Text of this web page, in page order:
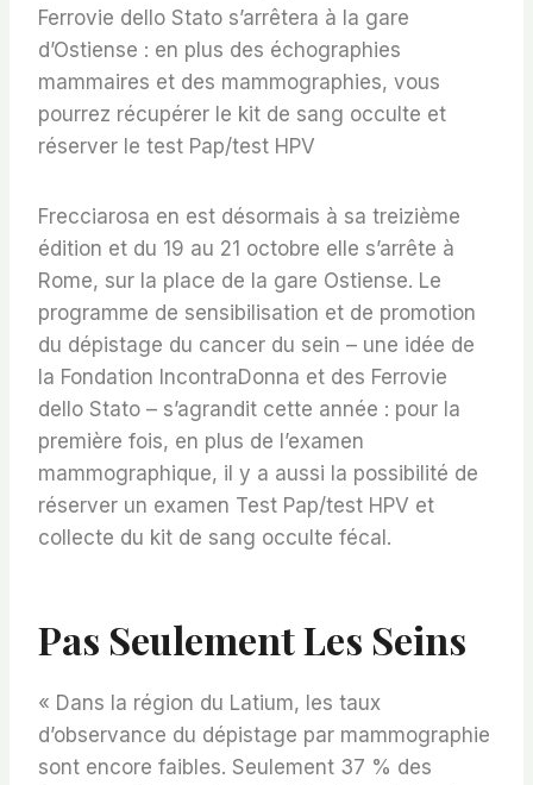
Ferrovie dello Stato s’arrêtera à la gare
d’Ostiense : en plus des échographies
mammaires et des mammographies, vous
pourrez récupérer le kit de sang occulte et
réserver le test Pap/test HPV
Frecciarosa en est désormais à sa treizième
édition et du 19 au 21 octobre elle s’arrête à
Rome, sur la place de la gare Ostiense. Le
programme de sensibilisation et de promotion
du dépistage du cancer du sein – une idée de
la Fondation IncontraDonna et des Ferrovie
dello Stato – s’agrandit cette année : pour la
première fois, en plus de l’examen
mammographique, il y a aussi la possibilité de
réserver un examen Test Pap/test HPV et
collecte du kit de sang occulte fécal.
Pas Seulement Les Seins
« Dans la région du Latium, les taux
d’observance du dépistage par mammographie
sont encore faibles. Seulement 37 % des